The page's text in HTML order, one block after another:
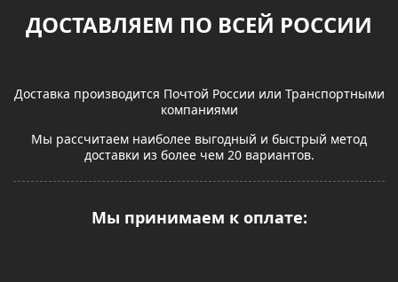
ДОСТАВЛЯЕМ ПО ВСЕЙ РОССИИ
Доставка производится Почтой России или Транспортными
компаниями
Мы рассчитаем наиболее выгодный и быстрый метод
доставки из более чем 20 вариантов.
Мы принимаем к оплате: